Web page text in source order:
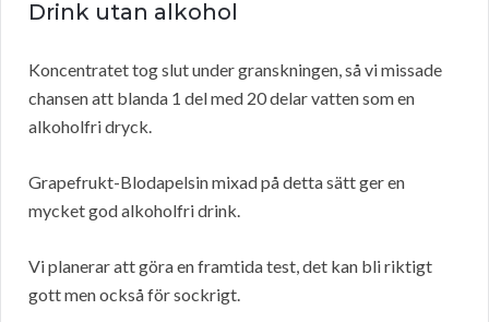
Drink utan alkohol
Koncentratet tog slut under granskningen, så vi missade
chansen att blanda 1 del med 20 delar vatten som en
alkoholfri dryck.
Grapefrukt-Blodapelsin mixad på detta sätt ger en
mycket god alkoholfri drink.
Vi planerar att göra en framtida test, det kan bli riktigt
gott men också för sockrigt.